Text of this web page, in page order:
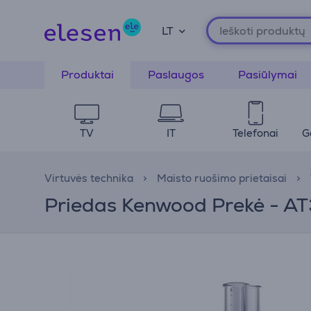
LT
Produktai Paslaugos Pasiūlymai
TV IT Telefonai
Virtuvės technika Maisto ruošimo prietaisai
Priedas Kenwood Prekė -